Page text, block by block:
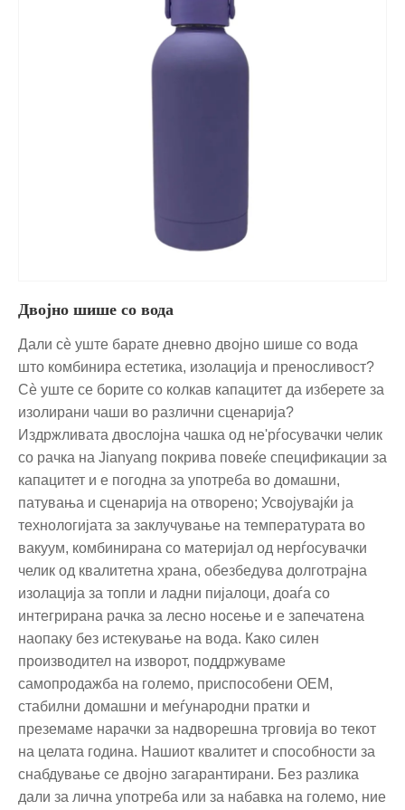
Двојно шише со вода
Дали сè уште барате дневно двојно шише со вода
што комбинира естетика, изолација и преносливост?
Сè уште се борите со колкав капацитет да изберете за
изолирани чаши во различни сценарија?
Издржливата двослојна чашка од не'рѓосувачки челик
со рачка на Jianyang покрива повеќе спецификации за
капацитет и е погодна за употреба во домашни,
патувања и сценарија на отворено; Усвојувајќи ја
технологијата за заклучување на температурата во
вакуум, комбинирана со материјал од нерѓосувачки
челик од квалитетна храна, обезбедува долготрајна
изолација за топли и ладни пијалоци, доаѓа со
интегрирана рачка за лесно носење и е запечатена
наопаку без истекување на вода. Како силен
производител на изворот, поддржуваме
самопродажба на големо, приспособени OEM,
стабилни домашни и меѓународни пратки и
преземаме нарачки за надворешна трговија во текот
на целата година. Нашиот квалитет и способности за
снабдување се двојно загарантирани. Без разлика
дали за лична употреба или за набавка на големо, ние